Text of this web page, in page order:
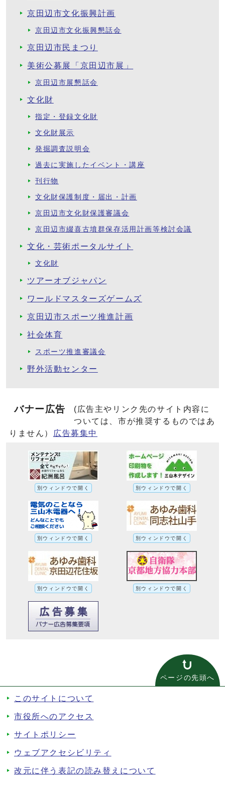
京田辺市文化振興計画
京田辺市文化振興懇話会
京田辺市民まつり
美術公募展「京田辺市展」
京田辺市展懇話会
文化財
指定・登録文化財
文化財展示
発掘調査説明会
過去に実施したイベント・講座
刊行物
文化財保護制度・届出・計画
京田辺市文化財保護審議会
京田辺市綴喜古墳群保存活用計画等検討会議
文化・芸術ポータルサイト
文化財
ツアーオブジャパン
ワールドマスターズゲームズ
京田辺市スポーツ推進計画
社会体育
スポーツ推進審議会
野外活動センター
バナー広告
(広告主やリンク先のサイト内容に
ついては、市が推奨するものではあ
りません）
広告募集中
別ウィンドウで開く 別ウィンドウで開く
別ウィンドウで開く 別ウィンドウで開く
別ウィンドウで開く 別ウィンドウで開く
ページの先頭へ
このサイトについて
市役所へのアクセス
サイトポリシー
ウェブアクセシビリティ
改元に伴う表記の読み替えについて